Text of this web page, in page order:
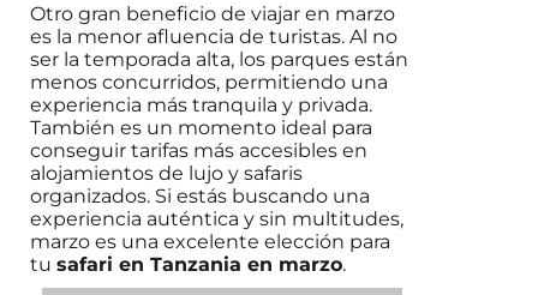
Otro gran beneficio de viajar en marzo
es la menor afluencia de turistas. Al no
ser la temporada alta, los parques están
menos concurridos, permitiendo una
experiencia más tranquila y privada.
También es un momento ideal para
conseguir tarifas más accesibles en
alojamientos de lujo y safaris
organizados. Si estás buscando una
experiencia auténtica y sin multitudes,
marzo es una excelente elección para
tu safari en Tanzania en marzo.